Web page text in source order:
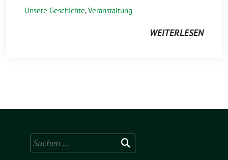
Unsere Geschichte,Veranstaltung
WEITERLESEN
Suchen
nach: